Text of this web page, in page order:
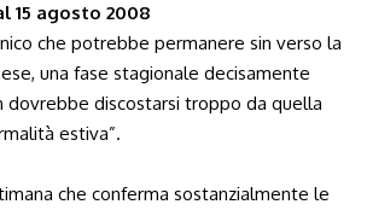
15 agosto 2008
che potrebbe permanere sin verso la
una fase stagionale decisamente
dovrebbe discostarsi troppo da quella
estiva”.
che conferma sostanzialmente le